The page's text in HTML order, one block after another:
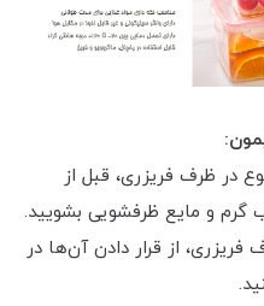
در ظرف فریزری، قبل از
گرم و مایع ظرفشویی بشویید.
از قرار دادن آن‌ها در